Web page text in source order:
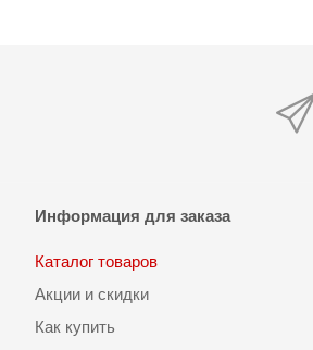
Информация для заказа
Каталог товаров
Акции и скидки
Как купить